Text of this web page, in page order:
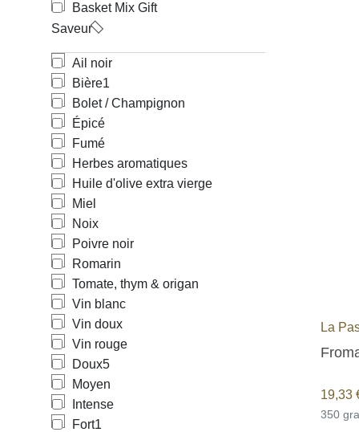
Basket Mix Gift
Saveur
Ail noir
Bière1
Bolet / Champignon
Épicé
Fumé
Herbes aromatiques
Huile d'olive extra vierge
Miel
Noix
Poivre noir
Romarin
Tomate, thym & origan
Vin blanc
Vin doux
Vin rouge
Doux5
Moyen
Intense
Fort1
La
19,33
350